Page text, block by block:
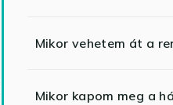
Mikor vehetem át a
Mikor kapom meg a